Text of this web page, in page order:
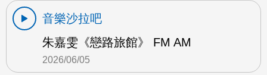
音樂沙拉吧
朱嘉雯《戀路旅館》 FM AM
2026/06/05